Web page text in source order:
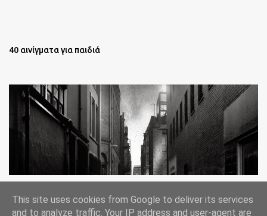
40 αινίγματα για παιδιά
Lee Jeffries
This site uses cookies from Google to deliver its services
and to analyze traffic. Your IP address and user-agent are